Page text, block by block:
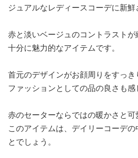
ジュアルなレディースコーデに新鮮
赤と淡いベージュのコントラスト
十分に魅力的なアイテムです。
首元のデザインがお顔周りをすっ
ファッションとしての品の良さも感
赤のセーターならではの暖かさと
このアイテムは、デイリーコーデ
とでしょう。